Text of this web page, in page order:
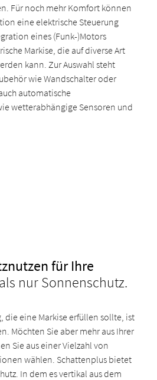
Für noch mehr Komfort können
eine elektrische Steuerung
eines (Funk-)Motors
Markise, die auf diverse Art
kann. Zur Auswahl steht
wie Wandschalter oder
automatische
wetterabhängige Sensoren und
für Ihre
nur Sonnenschutz.
die eine Markise erfüllen sollte, ist
Möchten Sie aber mehr aus Ihrer
Sie aus einer Vielzahl von
wählen. Schattenplus bietet
In dem es vertikal aus dem